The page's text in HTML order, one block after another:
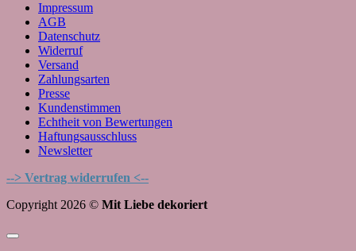
Impressum
AGB
Datenschutz
Widerruf
Versand
Zahlungsarten
Presse
Kundenstimmen
Echtheit von Bewertungen
Haftungsausschluss
Newsletter
--> Vertrag widerrufen <--
Copyright 2026 © Mit Liebe dekoriert